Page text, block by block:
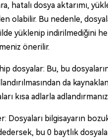
hatalı dosya aktarımı,
olabilir. Bu nedenle,
yüklenip indirilmediğini
önerilir.
dosyalar: Bu, bu dosyaların
da
kısa adlarla
Dosyaları bilgisayarın
bu 0 baytlık